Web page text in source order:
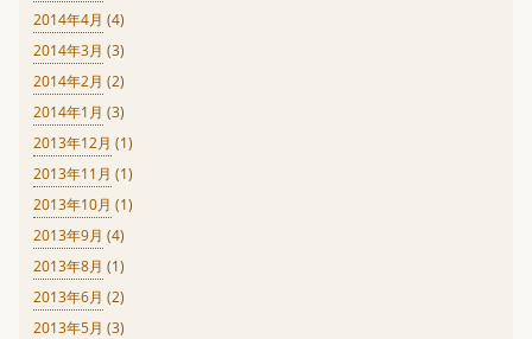
2014年4月 (4)
2014年3月 (3)
2014年2月 (2)
2014年1月 (3)
2013年12月 (1)
2013年11月 (1)
2013年10月 (1)
2013年9月 (4)
2013年8月 (1)
2013年6月 (2)
2013年5月 (3)